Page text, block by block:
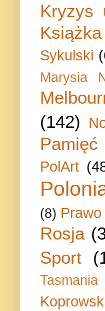
Kryzys
Książka
Sykulski
Marysia
(142)
Pamięć
PolArt
(8) Prawo
Rosja
Sport
Tasmania